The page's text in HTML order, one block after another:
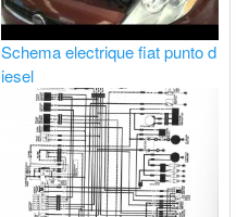
Schema electrique fiat punto d
iesel